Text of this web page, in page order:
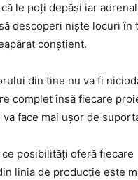
le poți depăși iar
descoperi niște locuri în
conștient.
din tine nu va fi
complet însă fiecare
face mai ușor de
posibilități oferă fiecare
linia de producție este